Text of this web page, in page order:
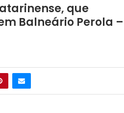
que
Balneário Perola –